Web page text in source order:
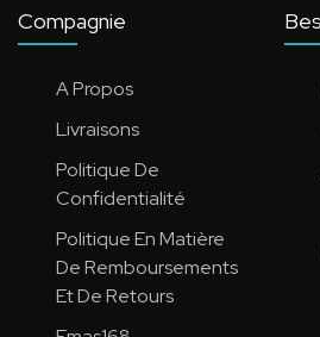
Compagnie
A Propos
Livraisons
Politique De
Confidentialité
Politique En Matière
De Remboursements
Et De Retours